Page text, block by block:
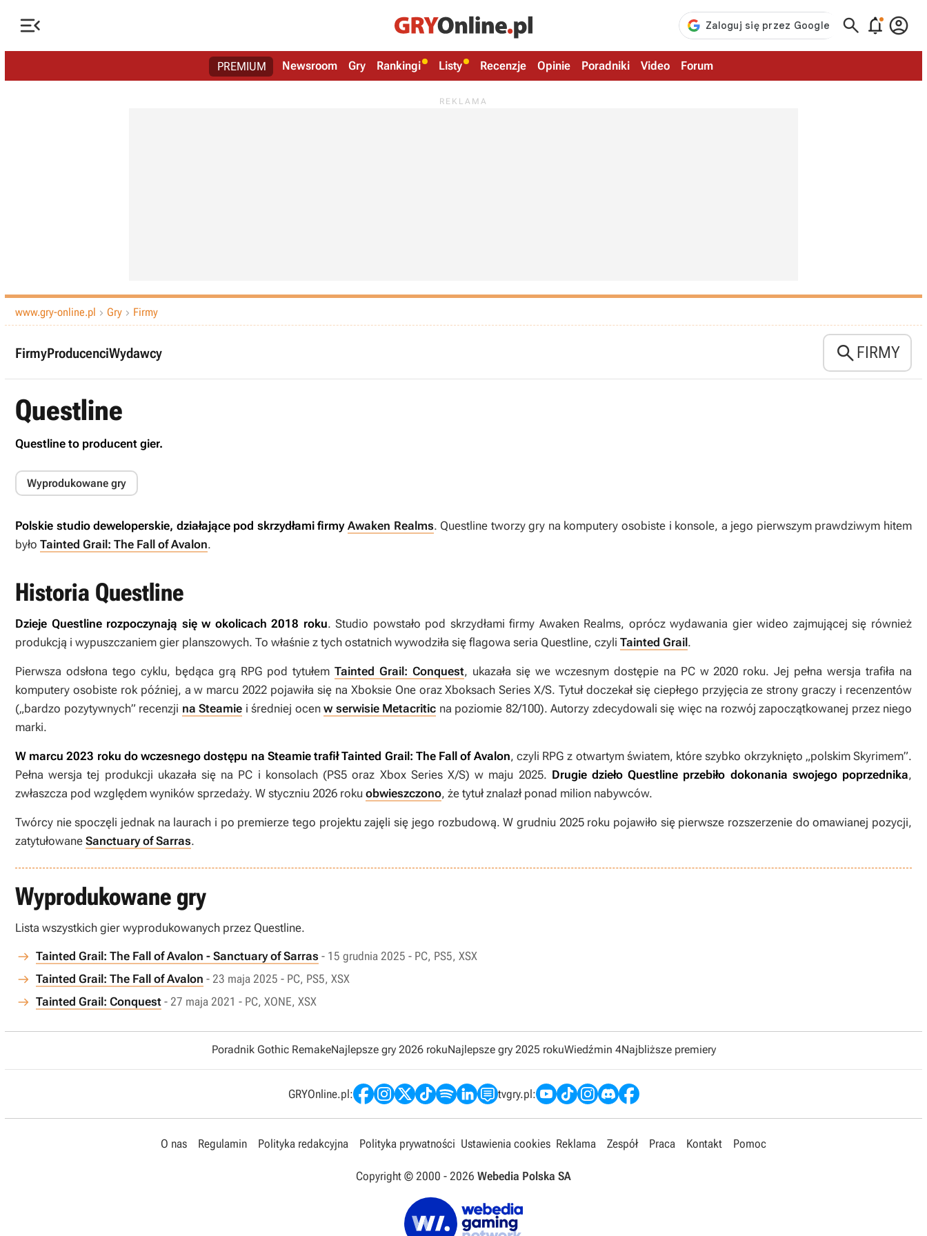
   
PREMIUM Newsroom Gry Rankingi Listy Recenzje Opinie Poradniki Video Forum
www.gry-online.pl  Gry  Firmy
FirmyProducenciWydawcy FIRMY
Questline
Questline to producent gier.
Wyprodukowane gry
Polskie studio deweloperskie, działające pod skrzydłami firmy Awaken Realms. Questline tworzy gry na komputery osobiste i konsole, a jego pierwszym prawdziwym hitem
było Tainted Grail: The Fall of Avalon.
Historia Questline
Dzieje Questline rozpoczynają się w okolicach 2018 roku. Studio powstało pod skrzydłami firmy Awaken Realms, oprócz wydawania gier wideo zajmującej się również
produkcją i wypuszczaniem gier planszowych. To właśnie z tych ostatnich wywodziła się flagowa seria Questline, czyli Tainted Grail.
Pierwsza odsłona tego cyklu, będąca grą RPG pod tytułemTainted Grail: Conquest, ukazała się we wczesnym dostępie na PC w 2020 roku. Jej pełna wersja trafiła na
komputery osobiste rok później, a w marcu 2022 pojawiła się na Xboksie One oraz Xboksach Series X/S. Tytuł doczekał się ciepłego przyjęcia ze strony graczy i recenzentów
(„bardzo pozytywnych” recenzji na Steamie i średniej ocen w serwisie Metacritic na poziomie 82/100). Autorzy zdecydowali się więc na rozwój zapoczątkowanej przez niego
marki.
W marcu 2023 roku do wczesnego dostępu na Steamie trafiłTainted Grail: The Fall of Avalon, czyli RPG z otwartym światem, które szybko okrzyknięto „polskimSkyrimem”.
Pełna wersja tej produkcji ukazała się na PC i konsolach (PS5 oraz Xbox Series X/S) w maju 2025. Drugie dzieło Questline przebiło dokonania swojego poprzednika,
zwłaszcza pod względem wyników sprzedaży. W styczniu 2026 roku obwieszczono, że tytuł znalazł ponad milion nabywców.
Twórcy nie spoczęli jednak na laurach i po premierze tego projektu zajęli się jego rozbudową. W grudniu 2025 roku pojawiło się pierwsze rozszerzenie do omawianej pozycji,
zatytułowane Sanctuary of Sarras.
Wyprodukowane gry
Lista wszystkich gier wyprodukowanych przez Questline.
Tainted Grail: The Fall of Avalon - Sanctuary of Sarras - 15 grudnia 2025 - PC, PS5, XSX
Tainted Grail: The Fall of Avalon - 23 maja 2025 - PC, PS5, XSX
Tainted Grail: Conquest - 27 maja 2021 - PC, XONE, XSX
Poradnik Gothic RemakeNajlepsze gry 2026 rokuNajlepsze gry 2025 rokuWiedźmin 4Najbliższe premiery
GRYOnline.pl: tvgry.pl:
O nas Regulamin Polityka redakcyjna Polityka prywatności Ustawienia cookies Reklama Zespół Praca Kontakt Pomoc
Copyright © 2000 - 2026 Webedia Polska SA